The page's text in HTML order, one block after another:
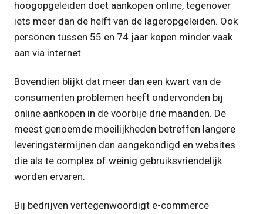
hoogopgeleiden doet aankopen online, tegenover
iets meer dan de helft van de lageropgeleiden. Ook
personen tussen 55 en 74 jaar kopen minder vaak
aan via internet.
Bovendien blijkt dat meer dan een kwart van de
consumenten problemen heeft ondervonden bij
online aankopen in de voorbije drie maanden. De
meest genoemde moeilijkheden betreffen langere
leveringstermijnen dan aangekondigd en websites
die als te complex of weinig gebruiksvriendelijk
worden ervaren.
Bij bedrijven vertegenwoordigt e-commerce